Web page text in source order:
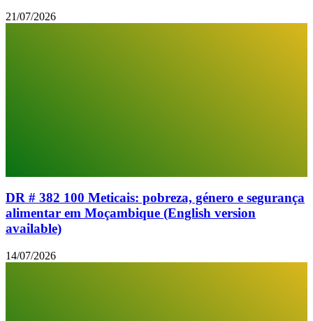
21/07/2026
DR # 382 100 Meticais: pobreza, género e segurança
alimentar em Moçambique (English version
available)
14/07/2026